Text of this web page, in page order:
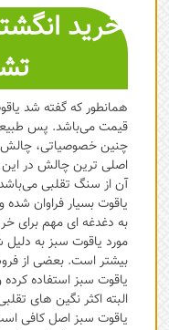
خرید
همانطور که گفته شد
قیمت می‌باشد. پس
چنین خصوصیاتی، چالش
اصلی ترین چالش در
آن از سنگ تقلبی
یاقوت بسیار فراوان
به دغدغه ای مهم برای
مورد یاقوت سبز به
بیشتر است. بعضی از
یاقوت سبز استفاده کرده
البته اکثر نگین های
یاقوت سبز اصل کافی